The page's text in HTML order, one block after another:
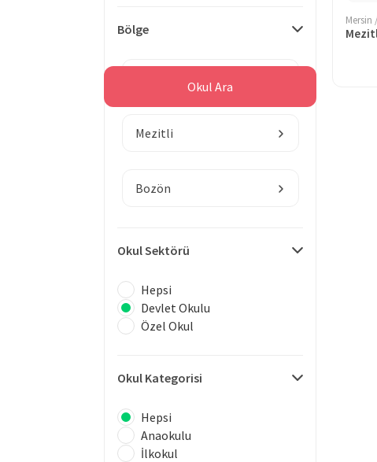
Bölge
Mezitli
Bozön
Okul Sektörü
Hepsi
Devlet Okulu
Özel Okul
Okul Kategorisi
Hepsi
Anaokulu
İlkokul
Okul Ara
Mersin